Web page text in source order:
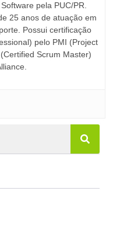
pela PUC/PR.
25 anos de atuação em
Possui certificação
pelo PMI (Project
Scrum Master)